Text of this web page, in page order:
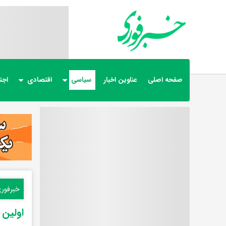
صفحه اصلی عناوین اخبار سیاسی اقتصادی